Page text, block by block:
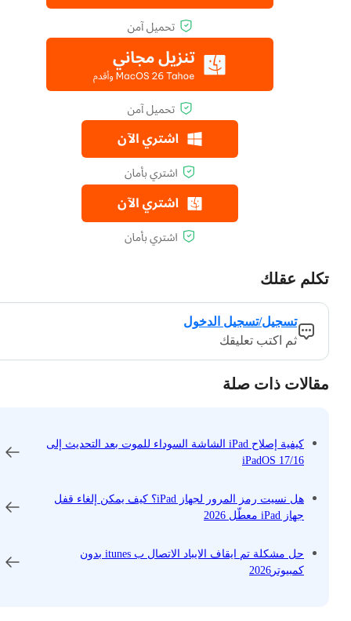
تكلم عقلك
تسجيل/تسجيل الدخول
ثم اكتب تعليقك
مقالات ذات صلة
كيفية إصلاح iPad الشاشة السوداء للموت بعد التحديث إلى
iPadOS 17/16
هل نسيت رمز المرور لجهاز iPad؟ كيف يمكن إلغاء قفل
جهاز iPad معطّل 2026
حل مشكلة تم ايقاف الايباد الاتصال ب itunes بدون
كمبيوتر2026